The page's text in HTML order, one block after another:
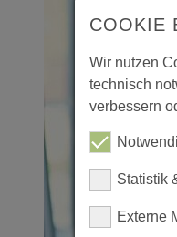
COOKIE
Wir nutzen
technisch
verbessern
Statistik
Externe